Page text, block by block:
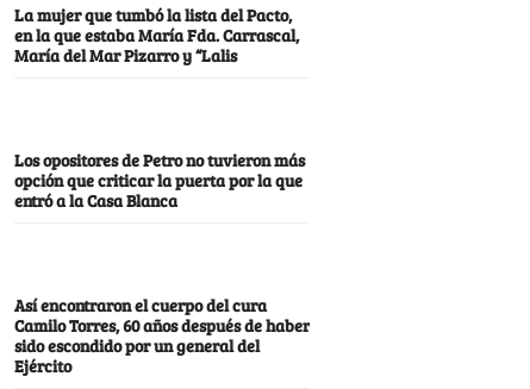
La mujer que tumbó la lista del Pacto,
en la que estaba María Fda. Carrascal,
María del Mar Pizarro y “Lalis
Los opositores de Petro no tuvieron más
opción que criticar la puerta por la que
entró a la Casa Blanca
Así encontraron el cuerpo del cura
Camilo Torres, 60 años después de haber
sido escondido por un general del
Ejército